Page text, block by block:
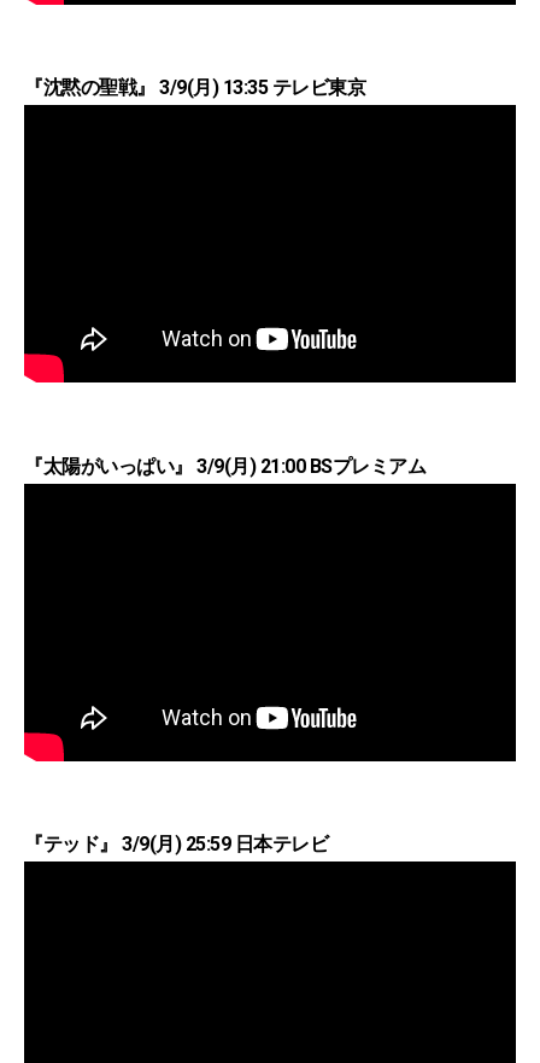
『沈黙の聖戦』 3/9(月) 13:35 テレビ東京
『太陽がいっぱい』 3/9(月) 21:00 BSプレミアム
『テッド』 3/9(月) 25:59 日本テレビ